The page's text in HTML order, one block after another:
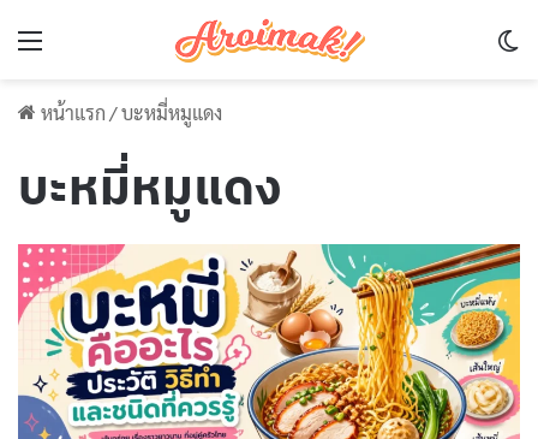
Menu
หน้าแรก/บะหมี่หมูแดง
บะหมี่หมูแดง